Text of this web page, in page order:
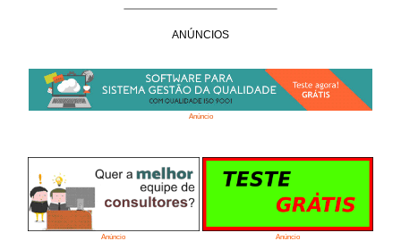
ANÚNCIOS
Anúncio
Anúncio Anúncio